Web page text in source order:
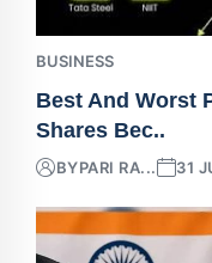
BUSINESS
Best And Worst
Shares Bec..
BYPARI RA... 31